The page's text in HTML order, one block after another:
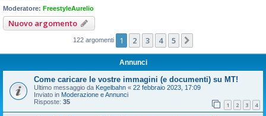
Moderatore: FreestyleAurelio
Nuovo argomento
122 argomenti 1 2 3 4 5
Annunci
Come caricare le vostre immagini (e documenti) su MT!
Ultimo messaggio da Kegelbahn « 22 febbraio 2023, 17:09
Inviato in Moderazione e Annunci
Risposte: 35 1 2 3 4